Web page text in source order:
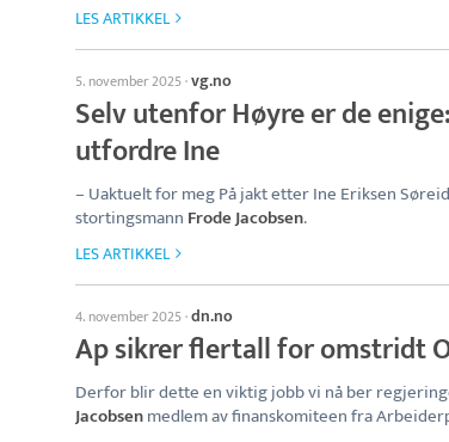
LES ARTIKKEL
5. november 2025·vg.no
Selv utenfor Høyre er de
utfordre Ine
– Uaktuelt for meg På jakt etter Ine Eriksen
stortingsmann Frode Jacobsen.
LES ARTIKKEL
4. november 2025·dn.no
Ap sikrer flertall for omstridt
Derfor blir dette en viktig jobb vi nå ber
Jacobsenmedlem av finanskomiteen fra